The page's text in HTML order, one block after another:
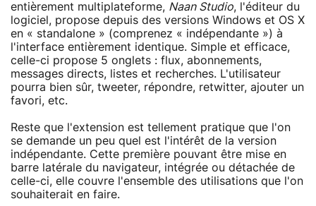
entièrement multiplateforme, Naan Studio, l'éditeur du
logiciel, propose depuis des versions Windows et OS X
en « standalone » (comprenez « indépendante ») à
l'interface entièrement identique. Simple et efficace,
celle-ci propose 5 onglets : flux, abonnements,
messages directs, listes et recherches. L'utilisateur
pourra bien sûr, tweeter, répondre, retwitter, ajouter un
favori, etc.
Reste que l'extension est tellement pratique que l'on
se demande un peu quel est l'intérêt de la version
indépendante. Cette première pouvant être mise en
barre latérale du navigateur, intégrée ou détachée de
celle-ci, elle couvre l'ensemble des utilisations que l'on
souhaiterait en faire.